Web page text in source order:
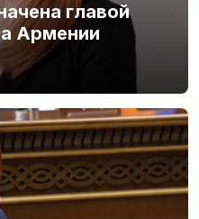
главой
Армении